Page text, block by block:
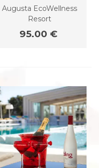
Augusta EcoWellness
Resort
95.00 €